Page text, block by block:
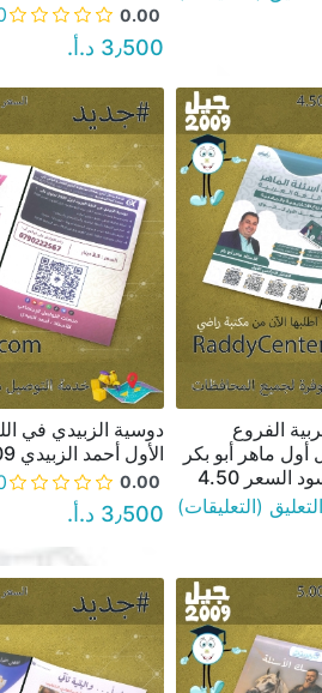
0.00
0
3٫500 د.أ.‏
الفروع
أول ماهر أبو بكر
دوسية الزبيدي في
الأول أحمد الزبيدي 2009 السعر 3.50
0.00
0
3٫500 د.أ.‏